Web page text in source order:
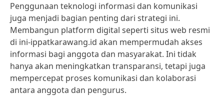
Penggunaan teknologi informasi dan komunikasi
juga menjadi bagian penting dari strategi ini.
Membangun platform digital seperti situs web resmi
di ini-ippatkarawang.id akan mempermudah akses
informasi bagi anggota dan masyarakat. Ini tidak
hanya akan meningkatkan transparansi, tetapi juga
mempercepat proses komunikasi dan kolaborasi
antara anggota dan pengurus.